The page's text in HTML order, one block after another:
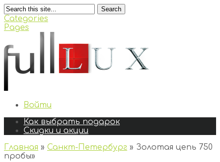
Search
Categories
Pages
Войти
Как выбрать подарок
Скидки и акции
Главная » Санкт-Петербург » Золотая цепь 750
пробы»